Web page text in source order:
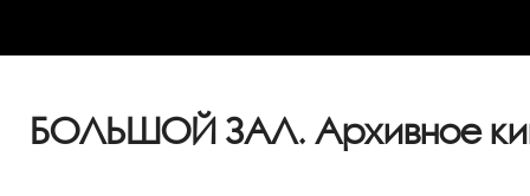
БОЛЬШОЙ ЗАЛ. Архивное